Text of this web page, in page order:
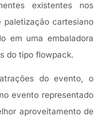
existentes nos
paletização cartesiano
em uma embaladora
do tipo flowpack.
do evento, o
evento representado
aproveitamento de